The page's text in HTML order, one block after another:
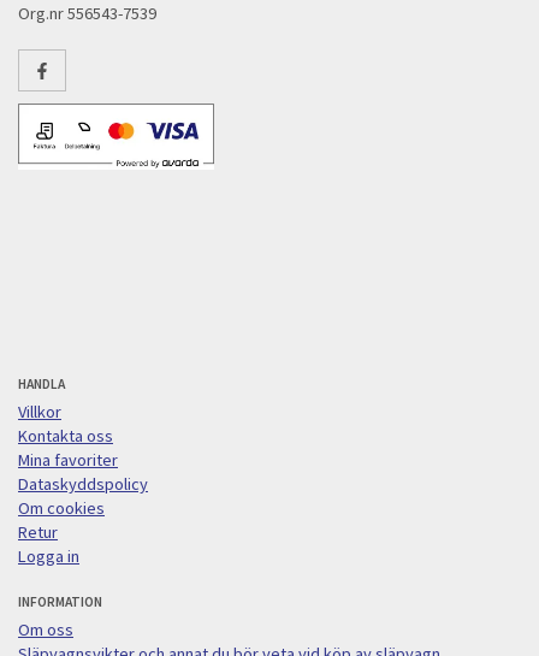
Org.nr 556543-7539
HANDLA
Villkor
Kontakta oss
Mina favoriter
Dataskyddspolicy
Om cookies
Retur
Logga in
INFORMATION
Om oss